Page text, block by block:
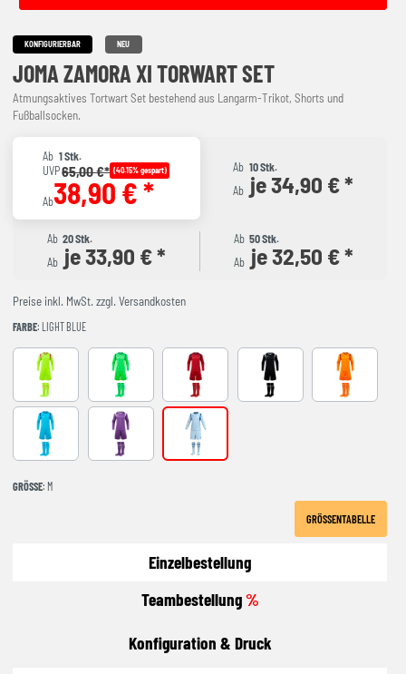
KONFIGURIERBAR NEU
JOMA ZAMORA XI TORWART SET
Atmungsaktives Tortwart Set bestehend aus Langarm-Trikot, Shorts und
Fußballsocken.
Ab 1 Stk.
UVP65,00 €* (40.15% gespart)
Ab38,90 € *
Ab 10 Stk.
Ab je 34,90 € *
Ab 20 Stk.
Ab je 33,90 € *
Ab 50 Stk.
Ab je 32,50 € *
Preise inkl. MwSt. zzgl. Versandkosten
FARBE: LIGHT BLUE
AMARILLO FLUORFLUOR GREEN RED-NAVY BLACK-GREY NARANJA
Turquoise Purple LIGHT BLUE
GRÖSSE : M
GRÖSSENTABELLE
Einzelbestellung
Teambestellung%
Konfiguration & Druck